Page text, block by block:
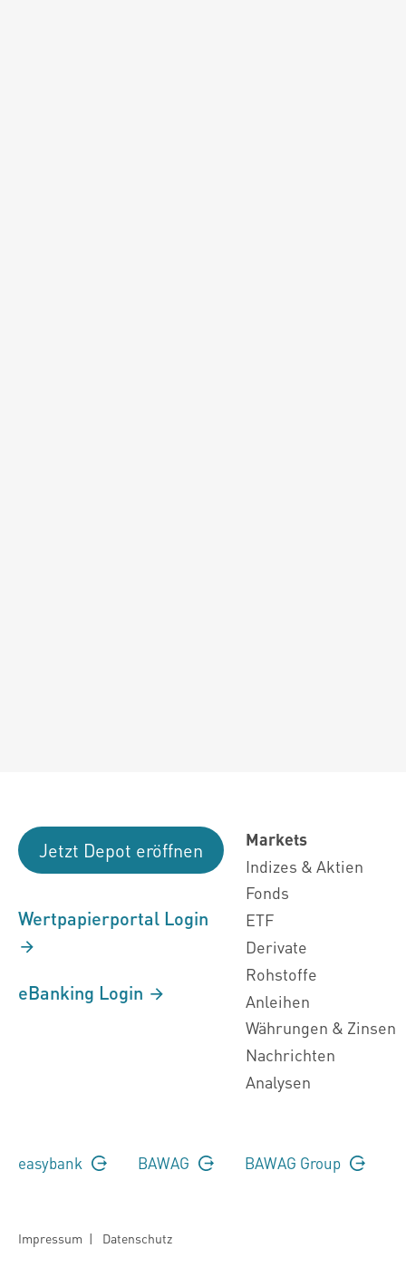
Jetzt Depot eröffnen
Wertpapierportal Login
eBanking Login
Markets
Indizes & Aktien
Fonds
ETF
Derivate
Rohstoffe
Anleihen
Währungen & Zinsen
Nachrichten
Analysen
easybank BAWAG BAWAG Group
Impressum | Datenschutz